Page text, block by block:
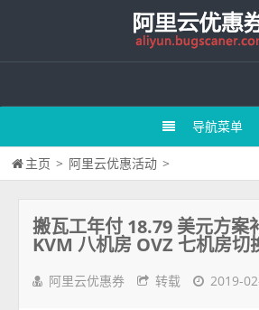
导航菜单
主页 > 阿里云优惠活动 >
搬瓦工年付 18.79 美元方案
KVM 八机房 OVZ 七机房切
阿里云优惠券 转载 2019-